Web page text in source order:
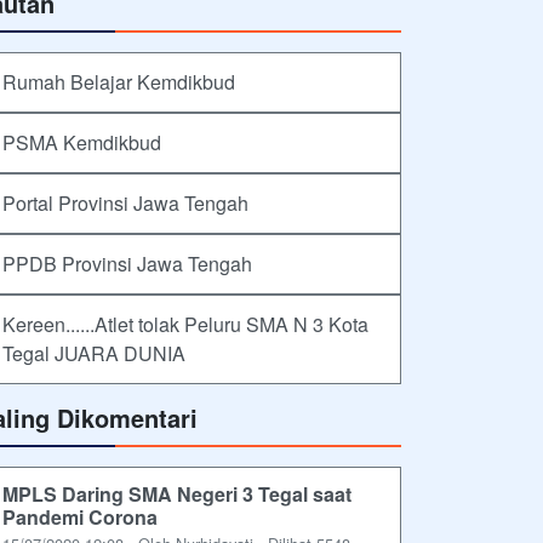
Rumah Belajar Kemdikbud
PSMA Kemdikbud
Portal Provinsi Jawa Tengah
PPDB Provinsi Jawa Tengah
Kereen......Atlet tolak Peluru SMA N 3 Kota
Tegal JUARA DUNIA
Dikomentari
MPLS Daring SMA Negeri 3 Tegal saat
Pandemi Corona